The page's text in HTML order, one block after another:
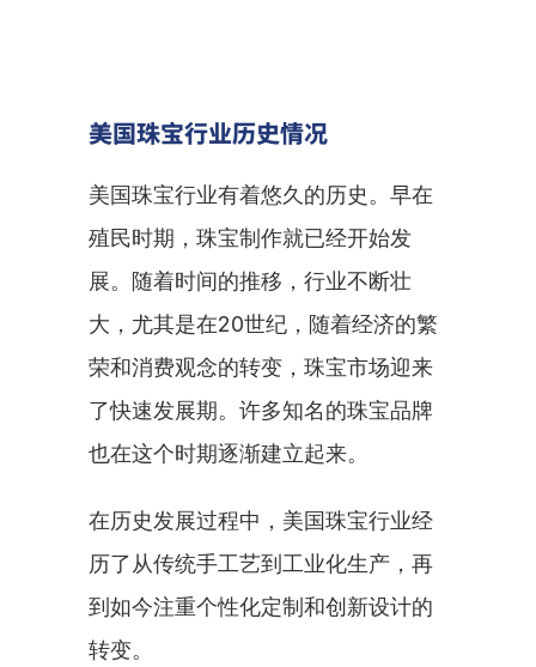
美国珠宝行业历史情况
美国珠宝行业有着悠久的历史。早在
殖民时期，珠宝制作就已经开始发
展。随着时间的推移，行业不断壮
大，尤其是在20世纪，随着经济的繁
荣和消费观念的转变，珠宝市场迎来
了快速发展期。许多知名的珠宝品牌
也在这个时期逐渐建立起来。
在历史发展过程中，美国珠宝行业经
历了从传统手工艺到工业化生产，再
到如今注重个性化定制和创新设计的
转变。